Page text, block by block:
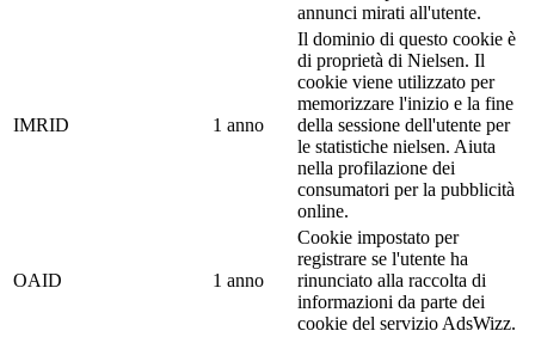
annunci mirati all'utente.
IMRID 1 anno
Il dominio di questo cookie è
di proprietà di Nielsen. Il
cookie viene utilizzato per
memorizzare l'inizio e la fine
della sessione dell'utente per
le statistiche nielsen. Aiuta
nella profilazione dei
consumatori per la pubblicità
online.
OAID 1 anno
Cookie impostato per
registrare se l'utente ha
rinunciato alla raccolta di
informazioni da parte dei
cookie del servizio AdsWizz.